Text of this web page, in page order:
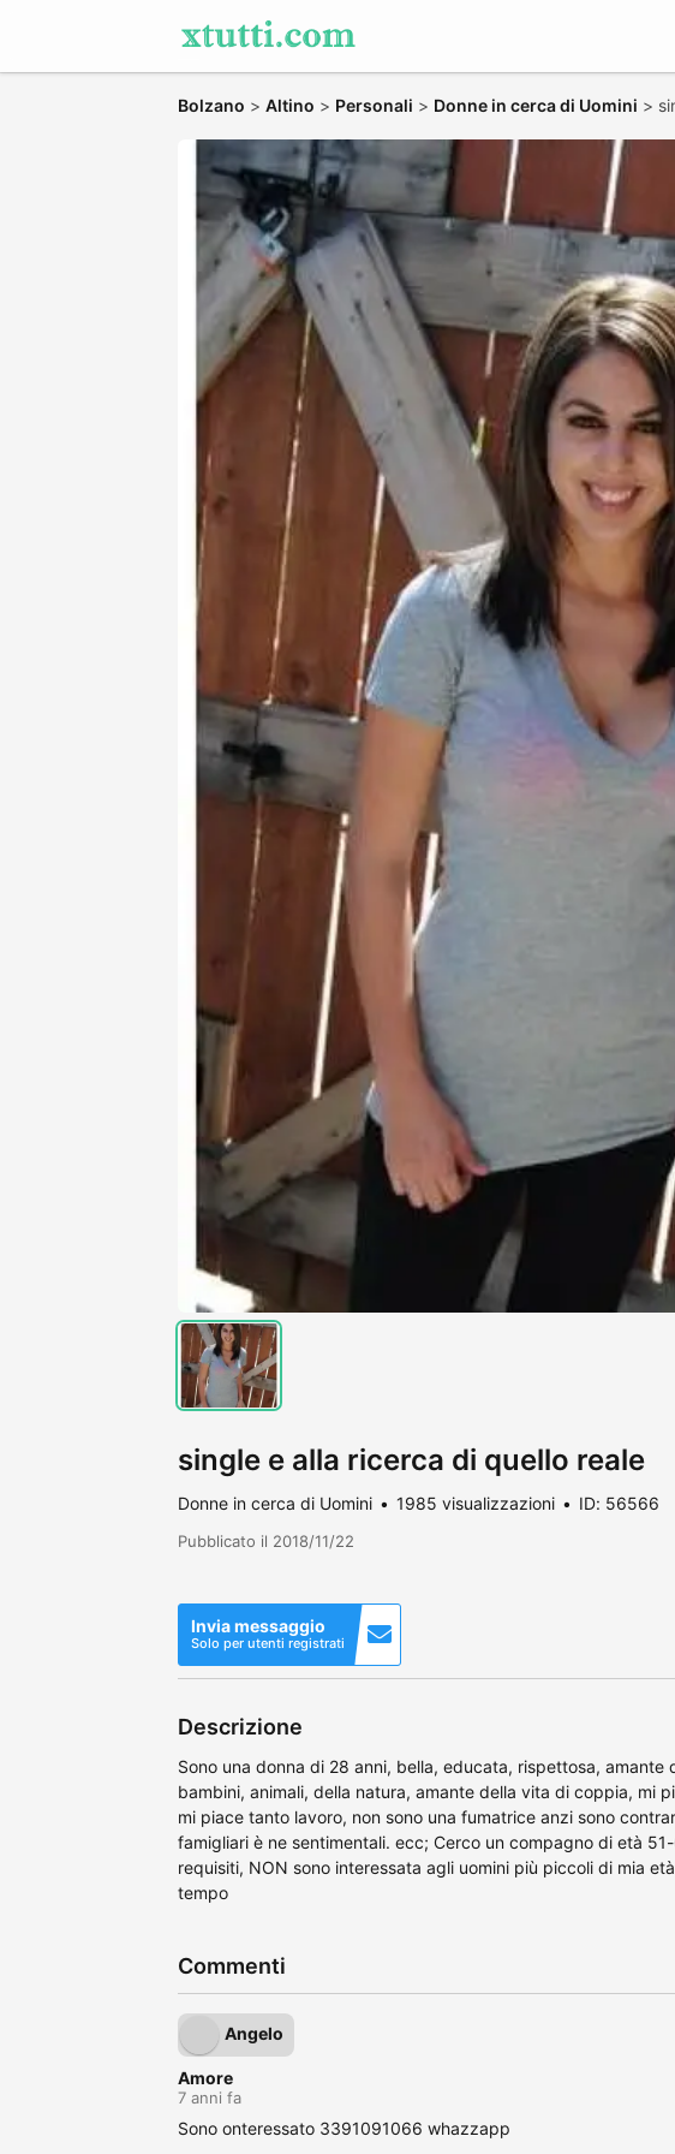
Bolzano > Altino > Personali > Donne in cerca di Uomini >
single e alla ricerca di quello reale
Donne in cerca di Uomini 1985 visualizzazioni ID: 56566
Pubblicato il 2018/11/22
Invia messaggio
Solo per utenti registrati
Descrizione
Sono una donna di 28 anni, bella, educata, rispettosa, amante
bambini, animali, della natura, amante della vita di coppia, mi
mi piace tanto lavoro, non sono una fumatrice anzi sono
famigliari è ne sentimentali. ecc; Cerco un compagno di età
requisiti, NON sono interessata agli uomini più piccoli di mia
tempo
Commenti
Angelo
Amore
7 anni fa
Sono onteressato 3391091066 whazzapp